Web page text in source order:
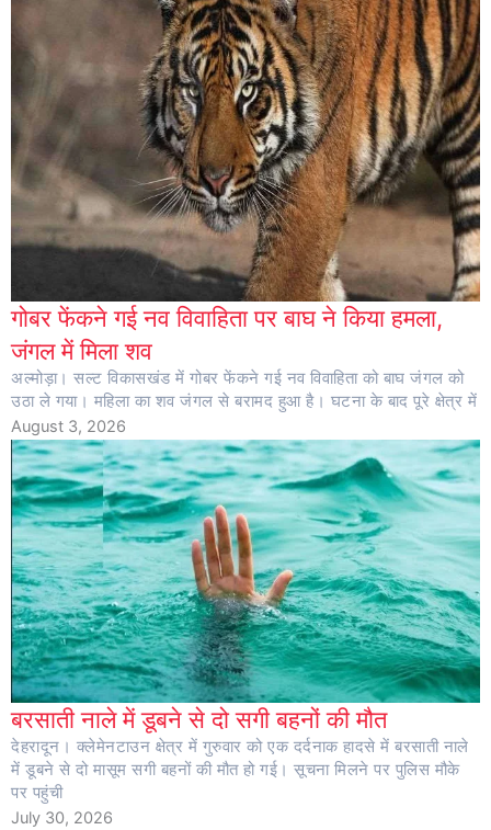
गोबर फेंकने गई नव विवाहिता पर बाघ ने किया हमला,
जंगल में मिला शव
अल्मोड़ा। सल्ट विकासखंड में गोबर फेंकने गई नव विवाहिता को बाघ जंगल को
उठा ले गया। महिला का शव जंगल से बरामद हुआ है। घटना के बाद पूरे क्षेत्र में
August 3, 2026
बरसाती नाले में डूबने से दो सगी बहनों की मौत
देहरादून। क्लेमेनटाउन क्षेत्र में गुरुवार को एक दर्दनाक हादसे में बरसाती नाले
में डूबने से दो मासूम सगी बहनों की मौत हो गई। सूचना मिलने पर पुलिस मौके
पर पहुंची
July 30, 2026